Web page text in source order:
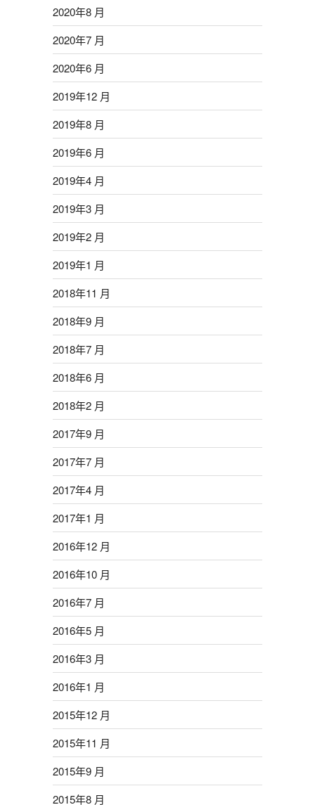
2020年8 月
2020年7 月
2020年6 月
2019年12 月
2019年8 月
2019年6 月
2019年4 月
2019年3 月
2019年2 月
2019年1 月
2018年11 月
2018年9 月
2018年7 月
2018年6 月
2018年2 月
2017年9 月
2017年7 月
2017年4 月
2017年1 月
2016年12 月
2016年10 月
2016年7 月
2016年5 月
2016年3 月
2016年1 月
2015年12 月
2015年11 月
2015年9 月
2015年8 月